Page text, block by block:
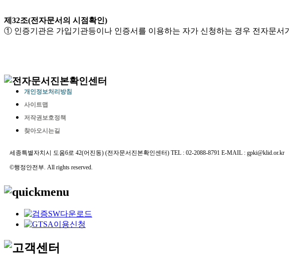
제32조(전자문서의 시점확인)
① 인증기관은 가입기관등이나 인증서를 이용하는 자가 신청하는 경우 전자문서
개인정보처리방침
사이트맵
저작권보호정책
찾아오시는길
세종특별자치시 도움6로 42(어진동) (전자문서진본확인센터) TEL : 02-2088-8791 E-MAIL : gpki@klid.or.kr
©행정안전부. All rights reserved.